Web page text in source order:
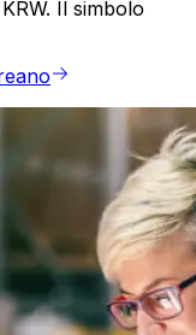
Il simbolo